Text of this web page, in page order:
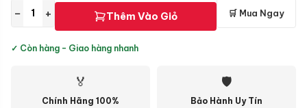
− + Thêm Vào Giỏ 🛒 Mua Ngay
✓ Còn hàng - Giao hàng nhanh
🏅
Chính Hãng 100%
🛡
Bảo Hành Uy Tín